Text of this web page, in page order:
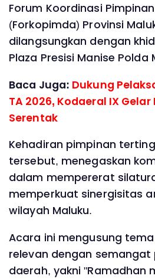
Forum Koordinasi
(Forkopimda) Provinsi
dilangsungkan dengan
Plaza Presisi Manise Polda
Baca Juga: Dukung
TA 2026, Kodaeral IX
Serentak
Kehadiran pimpinan
tersebut, menegaskan
dalam mempererat
memperkuat sinergisitas
wilayah Maluku.
Acara ini mengusung
relevan dengan
daerah, yakni "Ramadhan